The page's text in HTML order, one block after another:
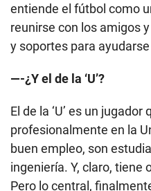
entiende el fútbol como
reunirse con los amigos
y soportes para
—-¿Y el de la ‘U’?
El de la ‘U’ es un
profesionalmente en la
buen empleo, son
ingeniería. Y, claro, tiene
Pero lo central,